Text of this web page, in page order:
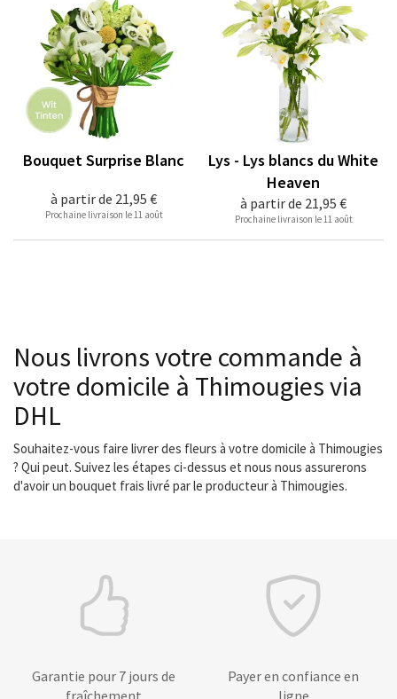
à partir de 21,95 €
Bouquet Surprise Blanc
Prochaine livraison le 11 août
à partir de 21,95 €
Lys - Lys blancs du White
Heaven
Prochaine livraison le 11 août
Nous livrons votre commande à
votre domicile à Thimougies via
DHL
Souhaitez-vous faire livrer des fleurs à votre domicile à Thimougies
? Qui peut. Suivez les étapes ci-dessus et nous nous assurerons
d'avoir un bouquet frais livré par le producteur à Thimougies.
Garantie pour 7 jours de
fraîchement
Payer en confiance en
ligne